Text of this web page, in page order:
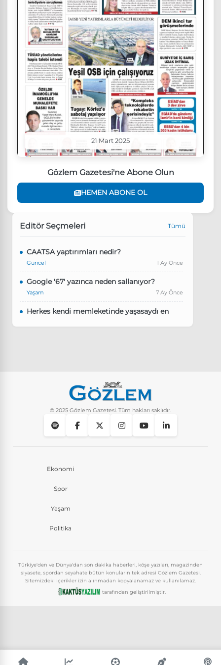
21 Mart 2025
Gözlem Gazetesi'ne Abone Olun
HEMEN ABONE OL
Editör Seçmeleri Tümü
CAATSA yaptırımları nedir?
Güncel 1 Ay Önce
Google '67' yazınca neden sallanıyor?
Yaşam 7 Ay Önce
Herkes kendi memleketinde yaşasaydı en
Instagram’da keşfet nasıl temizlenir?
© 2025 Gözlem Gazetesi. Tüm hakları saklıdır.
Ekonomi
Spor
Yaşam
Politika
Türkiye'den ve Dünya'dan son dakika haberleri, köşe yazıları, magazinden
siyasete, spordan seyahate bütün konuların tek adresi Gözlem Gazetesi.
Sitemizdeki içerikler izin alınmadan kopyalanamaz ve kullanılamaz.
tarafından geliştirilmiştir.